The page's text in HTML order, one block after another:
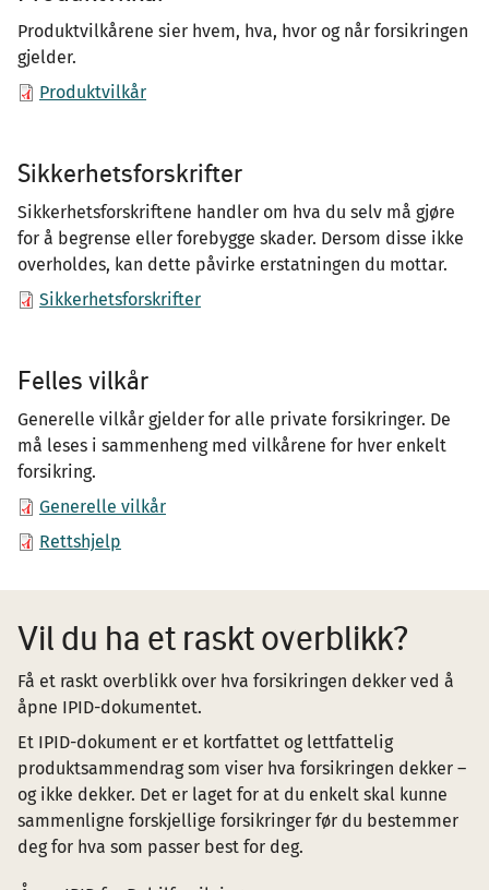
Produktvilkårene sier hvem, hva, hvor og når forsikringen
gjelder.
Produktvilkår
Sikkerhetsforskrifter
Sikkerhetsforskriftene handler om hva du selv må gjøre
for å begrense eller forebygge skader. Dersom disse ikke
overholdes, kan dette påvirke erstatningen du mottar.
Sikkerhetsforskrifter
Felles vilkår
Generelle vilkår gjelder for alle private forsikringer. De
må leses i sammenheng med vilkårene for hver enkelt
forsikring.
Generelle vilkår
Rettshjelp
Vil du ha et raskt overblikk?
Få et raskt overblikk over hva forsikringen dekker ved å
åpne IPID-dokumentet.
Et IPID-dokument er et kortfattet og lettfattelig
produktsammendrag som viser hva forsikringen dekker –
og ikke dekker. Det er laget for at du enkelt skal kunne
sammenligne forskjellige forsikringer før du bestemmer
deg for hva som passer best for deg.